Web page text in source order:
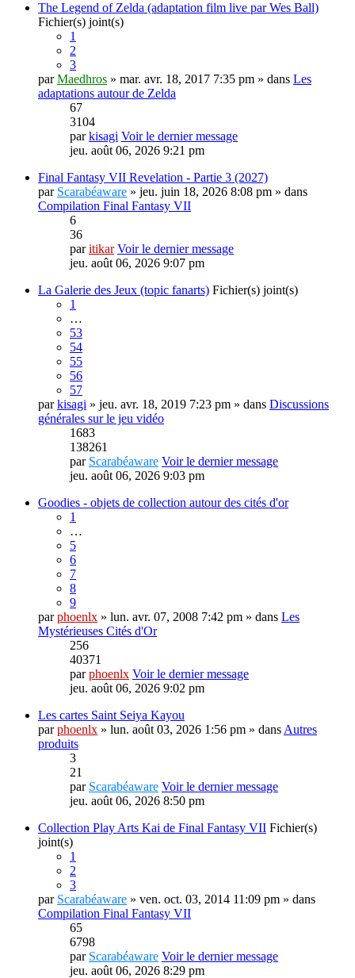
The Legend of Zelda (adaptation film live par Wes Ball)
Fichier(s) joint(s)
1
2
3
parMaedhros » mar. avr. 18, 2017 7:35 pm » dans Les
adaptations autour de Zelda
67
3104
parkisagi Voir le dernier message
jeu. août 06, 2026 9:21 pm
Final Fantasy VII Revelation - Partie 3 (2027)
par Scarabéaware » jeu. juin 18, 2026 8:08 pm » dans
Compilation Final Fantasy VII
6
36
paritikar Voir le dernier message
jeu. août 06, 2026 9:07 pm
La Galerie des Jeux (topic fanarts) Fichier(s) joint(s)
1
…
53
54
55
56
57
parkisagi » jeu. avr. 18, 2019 7:23 pm » dans Discussions
générales sur le jeu vidéo
1683
138261
par Scarabéaware Voir le dernier message
jeu. août 06, 2026 9:03 pm
Goodies - objets de collection autour des cités d'or
1
…
5
6
7
8
9
parphoenlx » lun. avr. 07, 2008 7:42 pm » dans Les
Mystérieuses Cités d'Or
256
40371
parphoenlx Voir le dernier message
jeu. août 06, 2026 9:02 pm
Les cartes Saint Seiya Kayou
parphoenlx » lun. août 03, 2026 1:56 pm » dans Autres
produits
3
21
par Scarabéaware Voir le dernier message
jeu. août 06, 2026 8:50 pm
Collection Play Arts Kai de Final Fantasy VII Fichier(s)
joint(s)
1
2
3
par Scarabéaware » ven. oct. 03, 2014 11:09 pm » dans
Compilation Final Fantasy VII
65
6798
par Scarabéaware Voir le dernier message
jeu. août 06, 2026 8:29 pm